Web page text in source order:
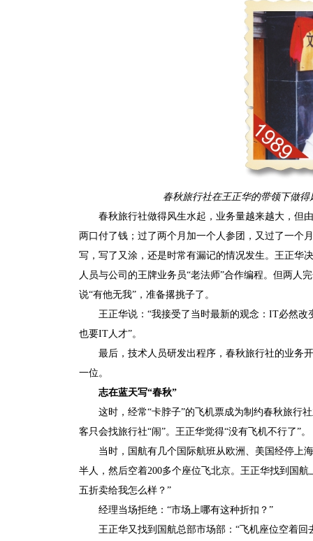
春秋旅行社在王正华的带领下做
春秋旅行社做得风生水起，业务量越来越大，但
两口付了钱；过了两个月加一个人参团，又过了一个
写，写了又涂，还是时常有漏记的情况发生。王正华
人员与公司的王牌业务员“老法师”合作编程。但两人
说“有他无我”，准备撂挑子了。
王正华说：“我接受了当时最新的观念：IT必然改
也要IT人才”。
最后，技术人员研发出程序，春秋旅行社的业务
一位。
志在蓝天写“春秋”
这时，经常“卡脖子”的飞机票成为制约春秋旅行
客只会找旅行社“闹”。王正华觉得“没有飞机不行了”。
当时，国航有几个国际航班从欧洲、美国经停上
半人，然后空着200多个座位飞北京。王正华找到国
五折卖给我怎么样？”
经理当场拒绝：“市场上哪有这种折扣？”
王正华又找到国航总部市场部：“飞机座位空着